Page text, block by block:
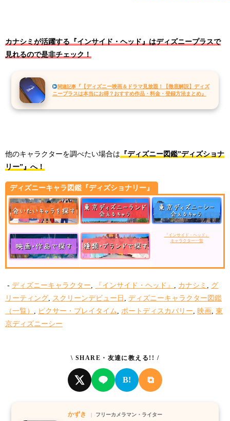
カナシミ が活躍する『インサイド・ヘッド 』はディズニープラスで
見れるので是非チェック！
関連記事 『【ディズニー映画＆ドラマ見放題！【徹底解説】ディズ
ニープラスは本当にお得？おすすめ作品・料金・登録方法まとめ』
他のキャラクターを調べたい場合は 『ディズニー図鑑”ディズショナ
リー”』へ！
ディズニーキャラ図鑑『ディズショナリー』
『インサイド・ヘッド』
キャラクター一覧
- ディズニーキャラクター 『インサイド・ヘッド』 カナシミ
グ
リーティング
スクリーンデビュー日
ディズニーキャラクター図鑑
（一覧）
ピクサー・プレイタイム ポートディスカバリー 映画 東
京ディズニーシー
\ SHARE・友達に教える!! /
B! ⧉
かずき
フリーカメラマン・ライター